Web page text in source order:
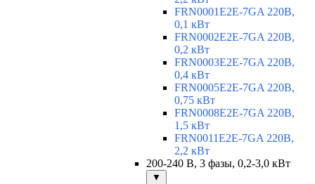
FRN0001E2E-7GA 220В,
0,1 кВт
FRN0002E2E-7GA 220В,
0,2 кВт
FRN0003E2E-7GA 220В,
0,4 кВт
FRN0005E2E-7GA 220В,
0,75 кВт
FRN0008E2E-7GA 220В,
1,5 кВт
FRN0011E2E-7GA 220В,
2,2 кВт
200-240 В, 3 фазы, 0,2-3,0 кВт
▼